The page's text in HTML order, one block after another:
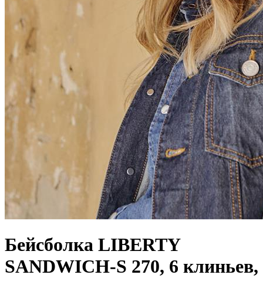
Бейсболка LIBERTY
SANDWICH-S 270, 6 клиньев,